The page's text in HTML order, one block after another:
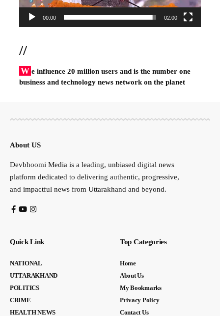
00:00 02:00
//
W e influence 20 million users and is the number one
business and technology news network on the planet
About US
Devbhoomi Media is a leading, unbiased digital news
platform dedicated to delivering authentic, progressive,
and impactful news from Uttarakhand and beyond.
Quick Link
NATIONAL
UTTARAKHAND
POLITICS
CRIME
HEALTH NEWS
Top Categories
Home
About Us
My Bookmarks
Privacy Policy
Contact Us